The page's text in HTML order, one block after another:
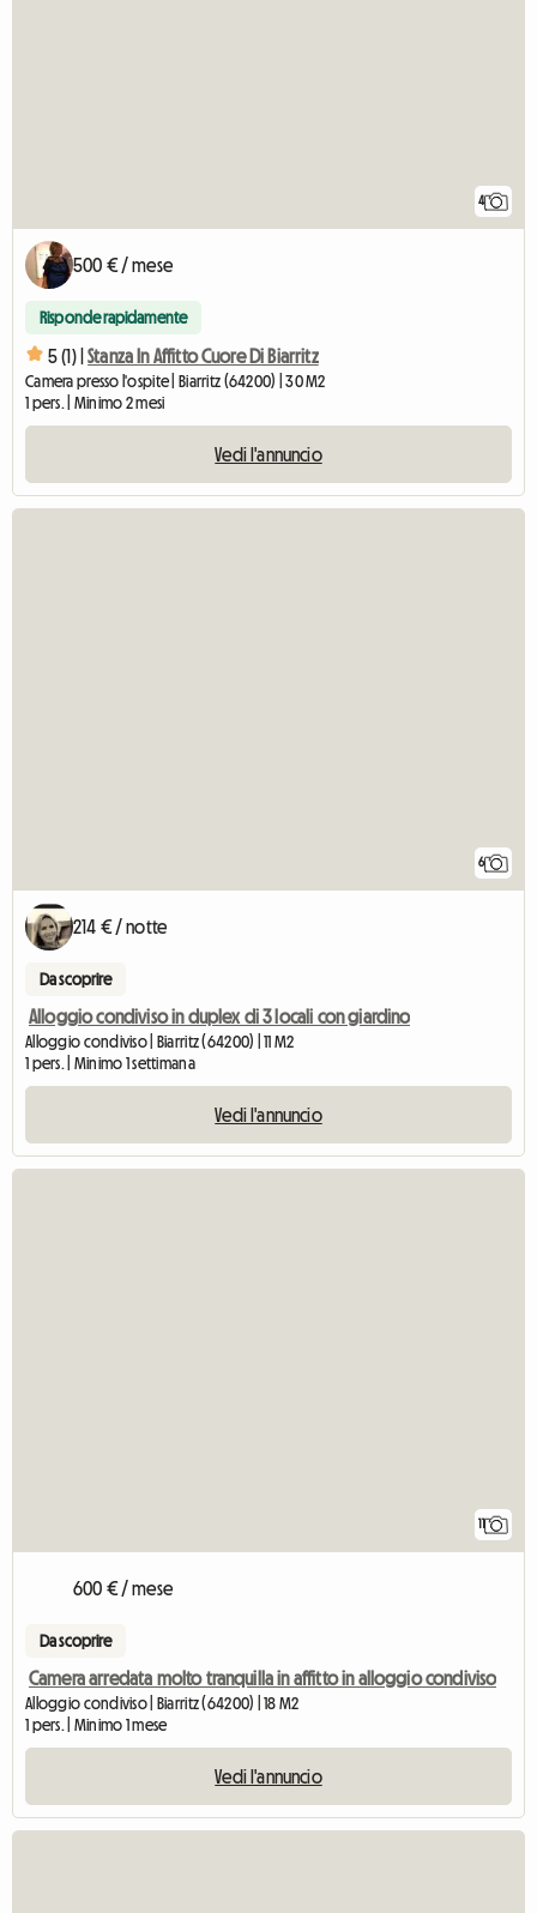
4
500 € / mese
Risponde rapidamente
5 (1) | Stanza In Affitto Cuore Di Biarritz
Camera presso l'ospite | Biarritz (64200) | 30 M2
1 pers. | Minimo 2 mesi
Vedi l'annuncio
6
214 € / notte
Da scoprire
Alloggio condiviso in duplex di 3 locali con giardino
Alloggio condiviso | Biarritz (64200) | 11 M2
1 pers. | Minimo 1 settimana
Vedi l'annuncio
11
600 € / mese
Da scoprire
Camera arredata molto tranquilla in affitto in alloggio condiviso
Alloggio condiviso | Biarritz (64200) | 18 M2
1 pers. | Minimo 1 mese
Vedi l'annuncio